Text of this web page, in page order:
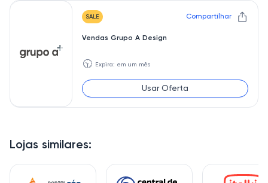
Lojas similares:
SALE Compartilhar
Vendas Grupo A Design
🕥 Expira: em um mês
Usar Oferta